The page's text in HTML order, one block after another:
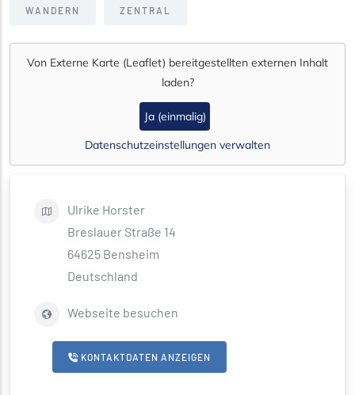
WANDERN ZENTRAL
Von Externe Karte (Leaflet) bereitgestellten externen Inhalt
laden?
Ja (einmalig)
Datenschutzeinstellungen verwalten
Ulrike Horster
Breslauer Straße 14
64625 Bensheim
Deutschland
Webseite besuchen
KONTAKTDATEN ANZEIGEN